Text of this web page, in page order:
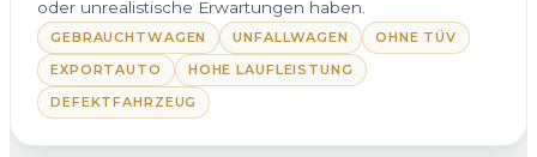
oder unrealistische Erwartungen haben.
GEBRAUCHTWAGEN UNFALLWAGEN
OHNE TÜV
EXPORTAUTO
HOHE LAUFLEISTUNG
DEFEKTFAHRZEUG